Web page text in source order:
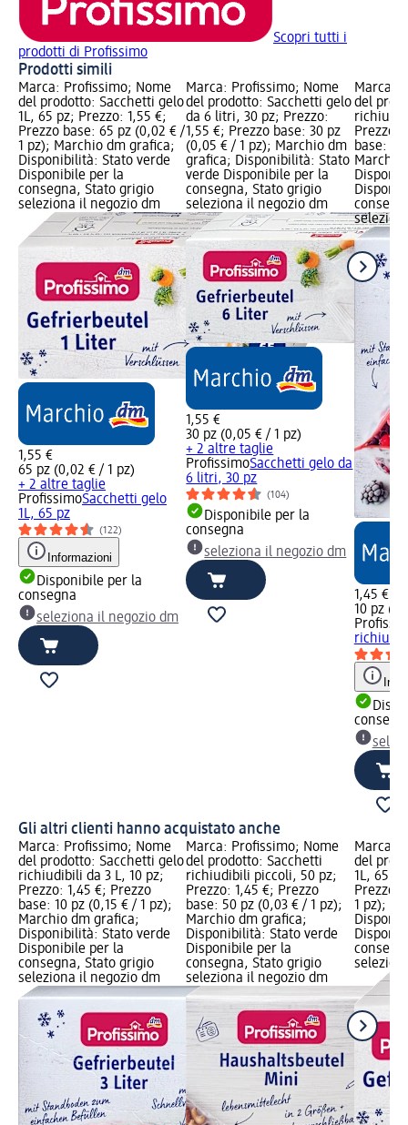
Scopri tutti i
prodotti di Profissimo
Prodotti simili
Marca: Profissimo; Nome
del prodotto: Sacchetti gelo
1L, 65 pz; Prezzo: 1,55 €;
Prezzo base: 65 pz (0,02 € /
1 pz); Marchio dm grafica;
Disponibilità: Stato verde
Disponibile per la
consegna, Stato grigio
seleziona il negozio dm
1,55 €
65 pz (0,02 € / 1 pz)
+ 2 altre taglie
ProfissimoSacchetti gelo
1L, 65 pz
(122)
Informazioni
Disponibile per la
consegna
seleziona il negozio dm
Marca: Profissimo; Nome
del prodotto: Sacchetti gelo
da 6 litri, 30 pz; Prezzo:
1,55 €; Prezzo base: 30 pz
(0,05 € / 1 pz); Marchio dm
grafica; Disponibilità: Stato
verde Disponibile per la
consegna, Stato grigio
seleziona il negozio dm
1,55 €
30 pz (0,05 € / 1 pz)
+ 2 altre taglie
ProfissimoSacchetti gelo da
6 litri, 30 pz
(104)
Disponibile per la
consegna
seleziona il negozio dm
Marca:
del
Prezzo:
base:
Marchio
1,45 €
10 pz
Gli altri clienti hanno acquistato anche
Marca: Profissimo; Nome
del prodotto: Sacchetti gelo
richiudibili da 3 L, 10 pz;
Prezzo: 1,45 €; Prezzo
base: 10 pz (0,15 € / 1 pz);
Marchio dm grafica;
Disponibilità: Stato verde
Disponibile per la
consegna, Stato grigio
seleziona il negozio dm
Marca: Profissimo; Nome
del prodotto: Sacchetti
richiudibili piccoli, 50 pz;
Prezzo: 1,45 €; Prezzo
base: 50 pz (0,03 € / 1 pz);
Marchio dm grafica;
Disponibilità: Stato verde
Disponibile per la
consegna, Stato grigio
seleziona il negozio dm
Marca:
del
1L, 65
Prezzo
1 pz);